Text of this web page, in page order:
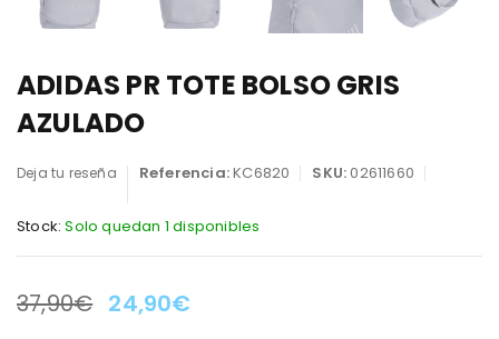
ADIDAS PR TOTE BOLSO GRIS
AZULADO
Deja tu reseña Referencia:KC6820 SKU:02611660
Stock: Solo quedan 1 disponibles
LA OFERTA TERMINA EN:
37,90€ 24,90€